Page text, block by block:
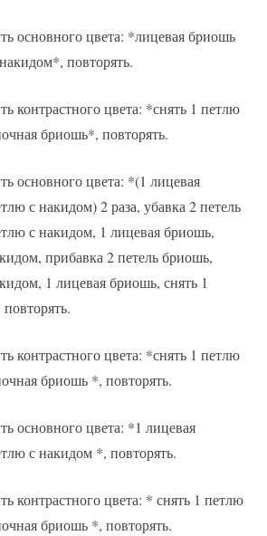
основного цвета: *лицевая бриошь
повторять.
контрастного цвета: *снять 1 петлю
бриошь*, повторять.
основного цвета: *(1 лицевая
с накидом) 2 раза, убавка 2 петель
с накидом, 1 лицевая бриошь,
прибавка 2 петель бриошь,
1 лицевая бриошь, снять 1
контрастного цвета: *снять 1 петлю
бриошь *, повторять.
основного цвета: *1 лицевая
с накидом *, повторять.
контрастного цвета: * снять 1 петлю
бриошь *, повторять.